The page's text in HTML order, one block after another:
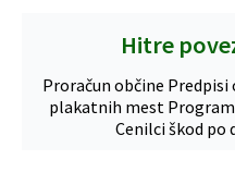
Hitre
Proračun občine Predpisi
plakatnih mest
Cenilci škod po